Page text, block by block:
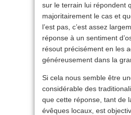
sur le terrain lui répondent
majoritairement le cas et
l’est pas, c’est assez
réponse à un sentiment
résout précisément en les
généreusement dans la
Si cela nous semble être
considérable des
que cette réponse, tant de
évêques locaux, est